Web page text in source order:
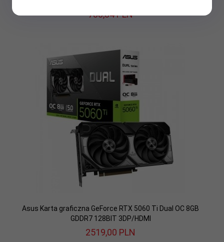
733,34PLN
Asus Karta graficzna GeForce RTX 5060 Ti Dual OC 8GB
GDDR7 128BIT 3DP/HDMI
2519,00 PLN